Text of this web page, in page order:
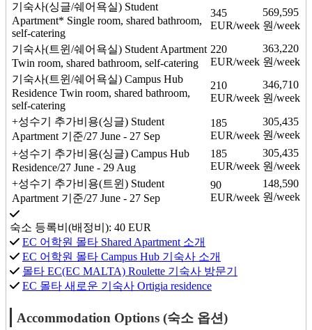
기숙사(싱글/쉐어욕실) Student
Apartment* Single room, shared bathroom,
self-catering
345
EUR/week
569,595
원/week
기숙사(트윈/쉐어욕실) Student Apartment
Twin room, shared bathroom, self-catering
220
EUR/week
363,220
원/week
기숙사(트윈/쉐어욕실) Campus Hub
Residence Twin room, shared bathroom,
self-catering
210
EUR/week
346,710
원/week
+성수기 추가비용(싱글) Student
Apartment 기준/27 June - 27 Sep
185
EUR/week
305,435
원/week
+성수기 추가비용(싱글) Campus Hub
Residence/27 June - 29 Aug
185
EUR/week
305,435
원/week
+성수기 추가비용(트윈) Student
Apartment 기준/27 June - 27 Sep
90
EUR/week
148,590
원/week
숙소 등록비(배정비): 40 EUR
EC 어학원 몰타 Shared Apartment 소개
EC 어학원 몰타 Campus Hub 기숙사 소개
몰타 EC(EC MALTA) Roulette 기숙사 방문기
EC 몰타 새로운 기숙사 Ortigia residence
Accommodation Options (숙소 옵션)